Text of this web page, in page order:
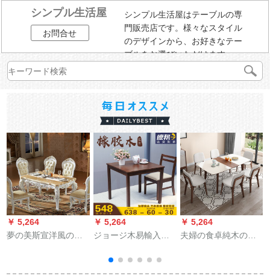
シンプル生活屋
お問合せ
シンプル生活屋はテーブルの専
門販売店です。様々なスタイル
のデザインから、お好きなテー
ブルをお選びいただけます。
￥ 5,264
夢の美斯宣洋風の食
理石のテーブルの純
￥ 5,264
ジョージ木易輸入純
子の組み合わせ商談
テーブルの小さい四
￥ 5,264
夫婦の食卓純木の食
テーブルの逸品家具